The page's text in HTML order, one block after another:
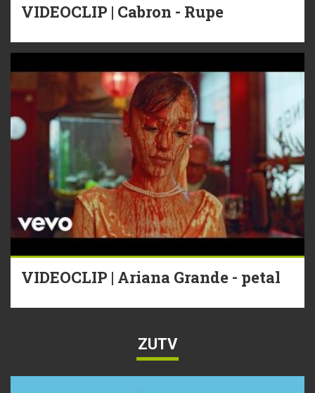
VIDEOCLIP | Cabron - Rupe
VIDEOCLIP | Ariana Grande - petal
ZUTV